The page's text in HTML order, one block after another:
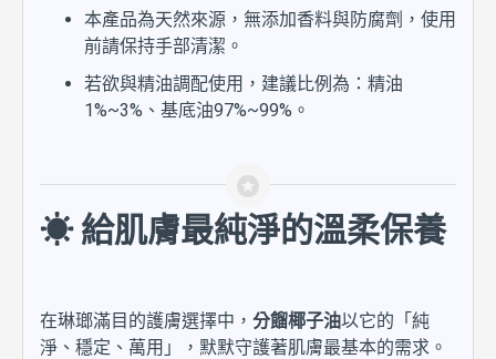
本產品為天然來源，無添加香料與防腐劑，使用
前請保持手部清潔。
若欲與精油調配使用，建議比例為：精油
1%~3%、基底油97%~99%。
☀ 給肌膚最純淨的溫柔保養
在琳瑯滿目的護膚選擇中， 分餾椰子油以它的「純
淨、穩定、萬用」，默默守護著肌膚最基本的需求。